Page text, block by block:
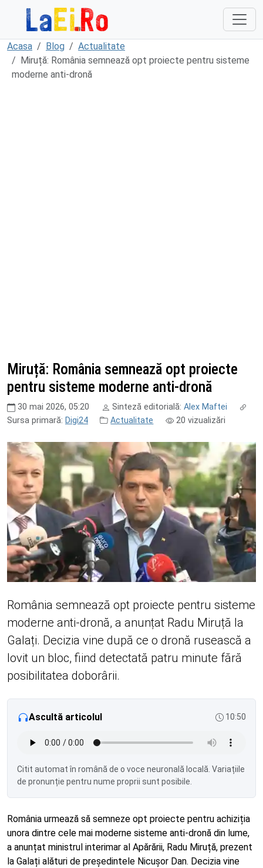
Sari la continut
Acasa Blog
Actualitate
Miruță: România semnează opt proiecte pentru sisteme
moderne anti-dronă
Miruță: România semnează opt proiecte
pentru sisteme moderne anti-dronă
30 mai 2026, 05:20 Sinteză editorială: Alex Maftei
Sursa primară: Digi24 Actualitate 20 vizualizări
România semnează opt proiecte pentru sisteme
moderne anti-dronă, a anunțat Radu Miruță la
Galați. Decizia vine după ce o dronă rusească a
lovit un bloc, fiind detectată patru minute fără
posibilitatea doborârii.
Ascultă articolul 10:50
Citit automat în română de o voce neuronală locală. Variațiile
de pronunție pentru nume proprii sunt posibile.
România urmează să semneze opt proiecte pentru achiziția
unora dintre cele mai moderne sisteme anti-dronă din lume,
a anunțat ministrul interimar al Apărării, Radu Miruță, prezent
la Galați alături de președintele Nicușor Dan. Decizia vine